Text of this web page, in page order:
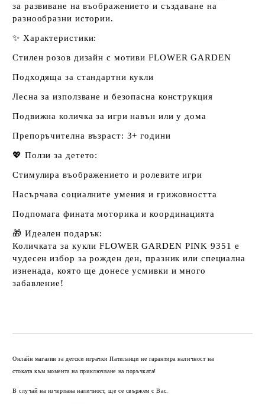
за развиване на въображението и създаване на
разнообразни истории.
✨ Характеристики:
Стилен розов дизайн с мотиви FLOWER GARDEN
Подходяща за стандартни кукли
Лесна за използване и безопасна конструкция
Подвижна количка за игри навън или у дома
Препоръчителна възраст: 3+ години
💖 Ползи за детето:
Стимулира въображението и ролевите игри
Насърчава социалните умения и грижовността
Подпомага фината моторика и координацията
🎁 Идеален подарък:
Количката за кукли FLOWER GARDEN PINK 9351 е
чудесен избор за рожден ден, празник или специална
изненада, която ще донесе усмивки и много
забавление!
Онлайн магазин за детски играчки Патиланци не гарантира наличност на
стоката към момента на приключване на поръчката!
В случай на изчерпана наличност, ще се свържем с Вас.